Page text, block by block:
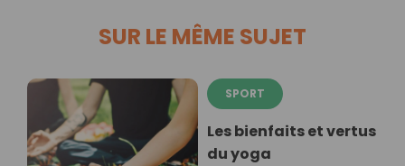
SUR LE MÊME SUJET
SPORT
Les bienfaits et vertus
du yoga